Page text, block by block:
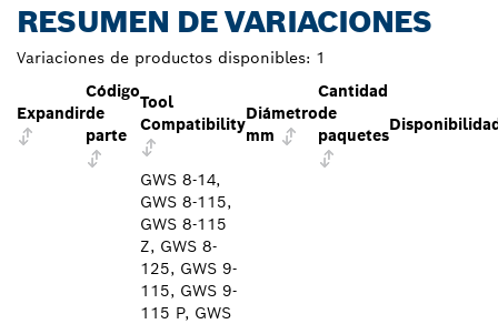
RESUMEN DE VARIACIONES
Variaciones de productos disponibles: 1
Expandir
Código
de
parte
Tool
Compatibility
Diámetro
mm
Cantidad
de
paquetes
GWS 8-14,
GWS 8-115,
GWS 8-115
Z, GWS 8-
125, GWS 9-
115, GWS 9-
115 P, GWS